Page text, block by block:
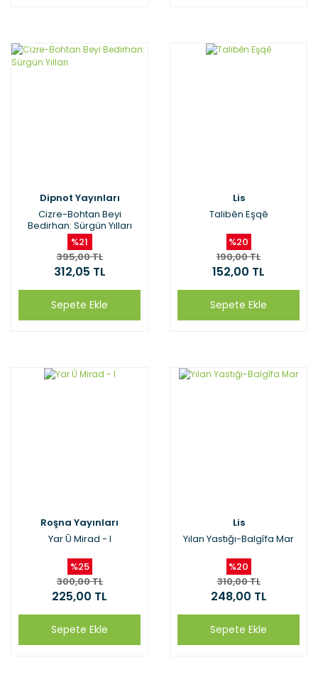
Dipnot Yayınları
Cizre-Bohtan Beyi
Bedirhan: Sürgün Yılları
%21
395,00 TL
312,05 TL
Sepete Ekle
Lis
Talibên Eşqê
%20
190,00 TL
152,00 TL
Sepete Ekle
Roşna Yayınları
Yar Û Mirad - I
%25
300,00 TL
225,00 TL
Sepete Ekle
Lis
Yılan Yastığı-Balgîfa Mar
%20
310,00 TL
248,00 TL
Sepete Ekle